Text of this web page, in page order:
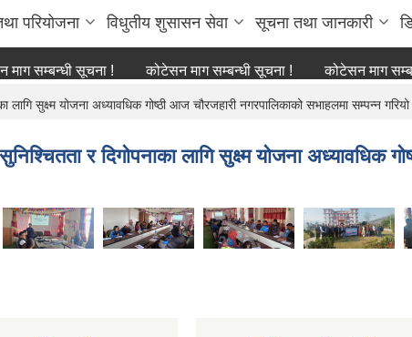
परियोजना विधुतीय शुसासन सेवा सूचना तथा जानकारी
सूचना ! कोटेसन माग सम्बन्धी सूचना ! कोटेसन माग सम्बन्धी
सुक्ष्म योजना अध्यावधिक गोष्ठी आज चौरजहारी नगरपालिकाको सभाहलमा सम्पन्न
र दिगोपनाका लागि सुक्ष्म योजना अध्यावधिक